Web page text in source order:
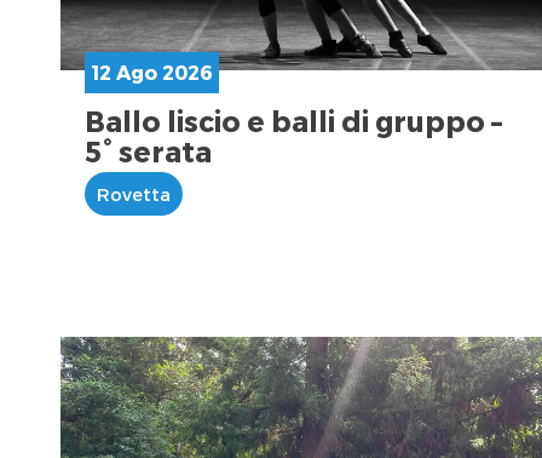
12 Ago 2026
Ballo liscio e balli di gruppo –
5° serata
Rovetta